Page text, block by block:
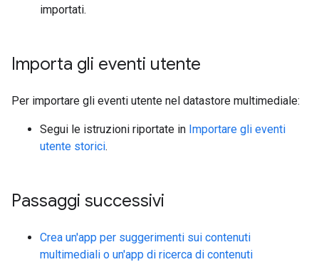
importati.
Importa gli eventi utente
Per importare gli eventi utente nel datastore multimediale:
Segui le istruzioni riportate in Importare gli eventi
utente storici.
Passaggi successivi
Crea un'app per suggerimenti sui contenuti
multimediali o un'app di ricerca di contenuti